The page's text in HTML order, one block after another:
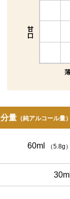
分量 （純アルコール量）
60ml （5.8g）
30ml